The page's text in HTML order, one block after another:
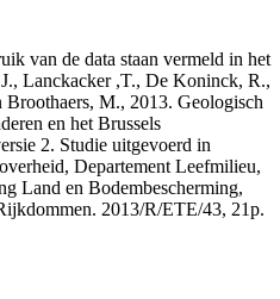
van de data staan vermeld in het
Lanckacker ,T., De Koninck, R.,
M., 2013. Geologisch
en het Brussels
2. Studie uitgevoerd in
Departement Leefmilieu,
Land en Bodembescherming,
2013/R/ETE/43, 21p.